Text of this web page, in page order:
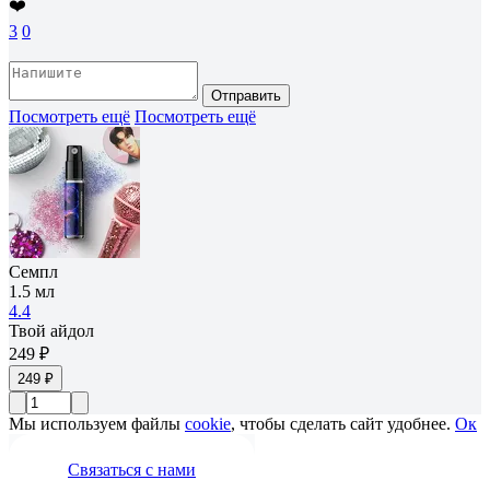
❤️
3 0
Отправить
Посмотреть ещё Посмотреть ещё
Семпл
1.5 мл
4.4
Твой айдол
249 ₽
249 ₽
Мы используем файлы cookie, чтобы сделать сайт удобнее. Ок
Связаться с нами